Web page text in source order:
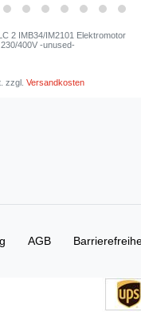
2 IMB34/IM2101 Elektromotor
400V -unused-
zzgl.Versandkosten
AGB